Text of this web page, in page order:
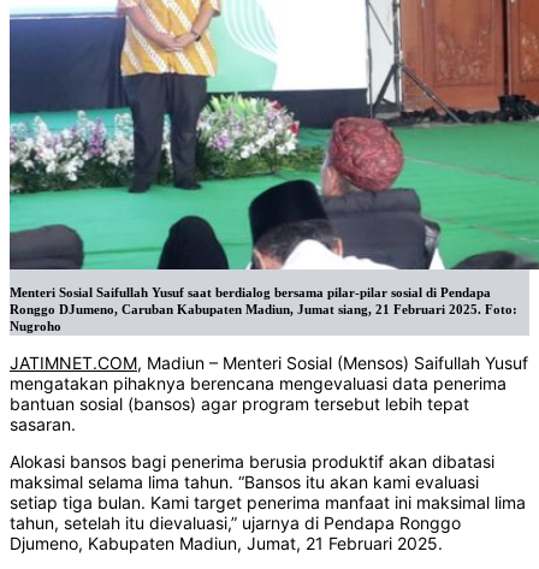
Menteri Sosial Saifullah Yusuf saat berdialog bersama pilar-pilar sosial di Pendapa
Ronggo DJumeno, Caruban Kabupaten Madiun, Jumat siang, 21 Februari 2025. Foto:
Nugroho
JATIMNET.COM, Madiun – Menteri Sosial (Mensos) Saifullah Yusuf
mengatakan pihaknya berencana mengevaluasi data penerima
bantuan sosial (bansos) agar program tersebut lebih tepat
sasaran.
Alokasi bansos bagi penerima berusia produktif akan dibatasi
maksimal selama lima tahun. “Bansos itu akan kami evaluasi
setiap tiga bulan. Kami target penerima manfaat ini maksimal lima
tahun, setelah itu dievaluasi,” ujarnya di Pendapa Ronggo
Djumeno, Kabupaten Madiun, Jumat, 21 Februari 2025.